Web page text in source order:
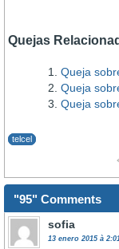
Quejas
Queja
Queja
Queja
telcel
"95" Comments
sofia
13 enero 2015 à